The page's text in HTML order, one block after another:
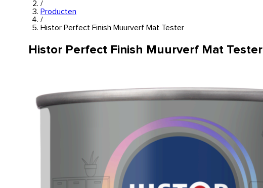
/
Producten
/
Histor Perfect Finish Muurverf Mat Tester
Histor Perfect Finish Muurverf Mat Tester